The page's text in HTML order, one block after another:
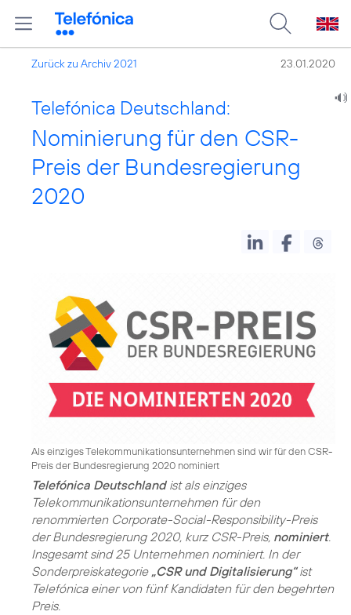
Zurück zu Archiv 2021 23.01.2020
Telefónica Deutschland:
Nominierung für den CSR-
Preis der Bundesregierung
2020
Als einziges Telekommunikationsunternehmen sind wir für den CSR-
Preis der Bundesregierung 2020 nominiert
Telefónica Deutschlandist als einziges
Telekommunikationsunternehmen für den
renommierten Corporate-Social-Responsibility-Preis
der Bundesregierung 2020, kurz CSR-Preis, nominiert.
Insgesamt sind 25 Unternehmen nominiert. In der
Sonderpreiskategorie „CSR und Digitalisierung“ist
Telefónica einer von fünf Kandidaten für den begehrten
Preis.